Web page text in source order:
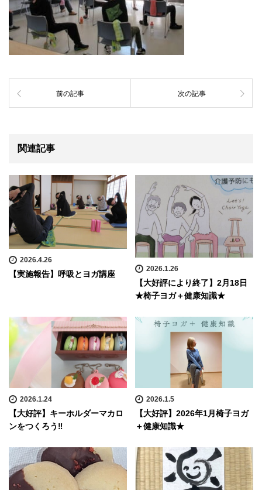
前の記事 次の記事
関連記事
2026.4.26
【実施報告】呼吸とヨガ講座
2026.1.26
【大好評により終了】2月18日
★椅子ヨガ＋健康知識★
2026.1.24
【大好評】キーホルダーマカロ
ンをつくろう‼
2026.1.5
【大好評】2026年1月椅子ヨガ
＋健康知識★